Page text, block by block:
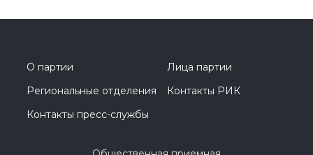
О партии
Лица партии
Региональные отделения
Контакты РИК
Контакты пресс-службы